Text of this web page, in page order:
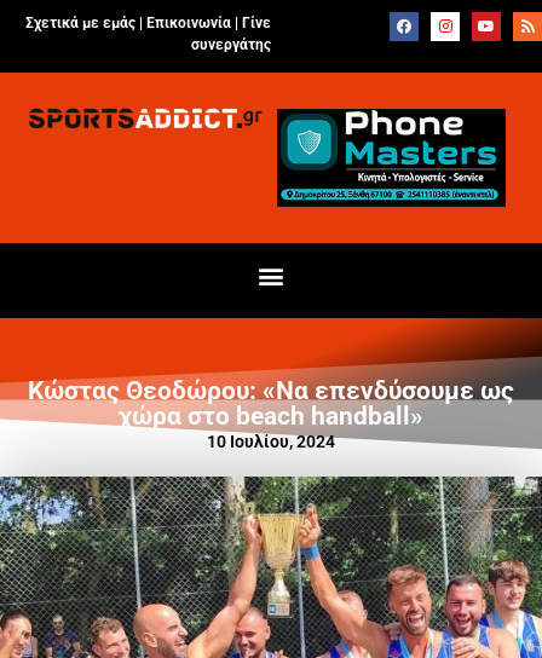
Σχετικά με εμάς | Επικοινωνία
Γίνε
συνεργάτης
Κώστας Θεοδώρου: «Να επενδύσουμε ως
χώρα στο beach handball»
10 Ιουλίου, 2024